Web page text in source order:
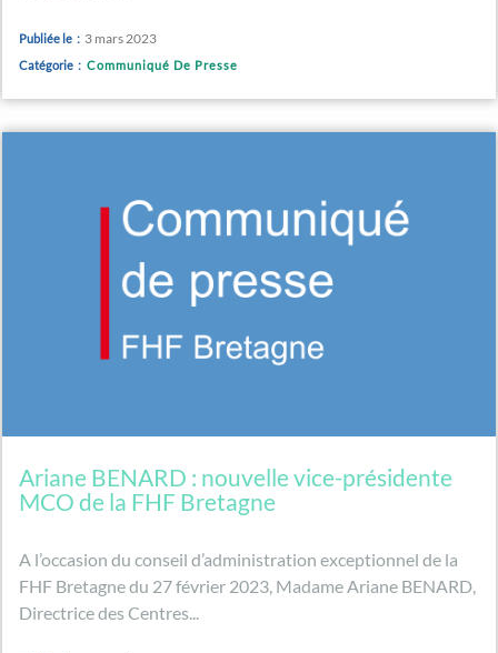
Publiée le : 3 mars 2023
Catégorie : Communiqué De Presse
Ariane BENARD : nouvelle vice-présidente
MCO de la FHF Bretagne
A l’occasion du conseil d’administration exceptionnel de la
FHF Bretagne du 27 février 2023, Madame Ariane BENARD,
Directrice des Centres...